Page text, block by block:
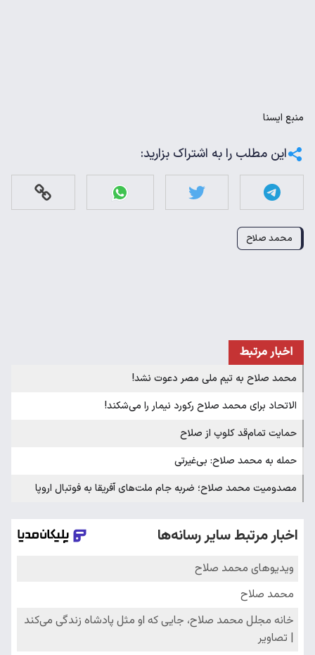
منبع ايسنا
این مطلب را به اشتراک بزارید:
محمد صلاح
اخبار مرتبط
محمد صلاح به تیم ملی مصر دعوت نشد!
الاتحاد برای محمد صلاح رکورد نیمار را می‌شکند!
حمایت تمام‌قد کلوپ از صلاح
حمله به محمد صلاح: بی‌غیرتی
مصدومیت محمد صلاح؛ ضربه جام ملت‌های آفریقا به فوتبال اروپا